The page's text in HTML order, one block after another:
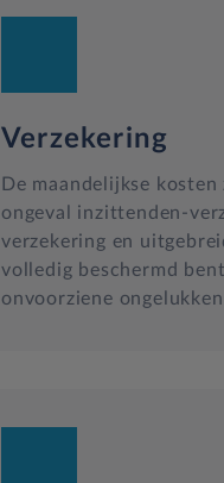
Verzekering
De maandelijkse
ongeval inzittenden-
verzekering en
volledig beschermd
onvoorziene